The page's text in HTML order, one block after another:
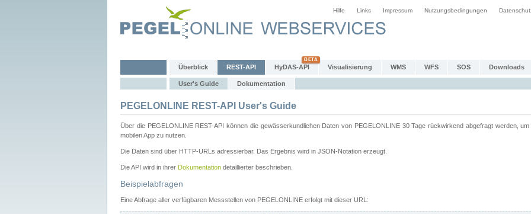
Hilfe Links Impressum Nutzungsbedingungen
Überblick REST-API HyDAS-API Visualisierung WMS WFS SOS Downloads
User's Guide Dokumentation
PEGELONLINE REST-API User's Guide
Über die PEGELONLINE REST-API können die gewässerkundlichen Daten von PEGELONLINE 30 Tage rückwirkend abgefragt werden,
mobilen App zu nutzen.
Die Daten sind über HTTP-URLs adressierbar. Das Ergebnis wird in JSON-Notation erzeugt.
Die API wird in ihrer Dokumentation detaillierter beschrieben.
Beispielabfragen
Eine Abfrage aller verfügbaren Messstellen von PEGELONLINE erfolgt mit dieser URL: